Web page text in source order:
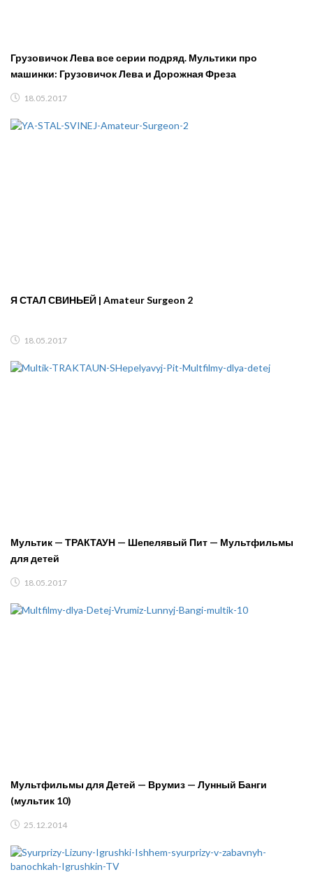
Грузовичок Лева все серии подряд. Мультики про
машинки: Грузовичок Лева и Дорожная Фреза
18.05.2017
Я СТАЛ СВИНЬЕЙ | Amateur Surgeon 2
18.05.2017
Мультик — ТРАКТАУН — Шепелявый Пит — Мультфильмы
для детей
18.05.2017
Мультфильмы для Детей — Врумиз — Лунный Банги
(мультик 10)
25.12.2014